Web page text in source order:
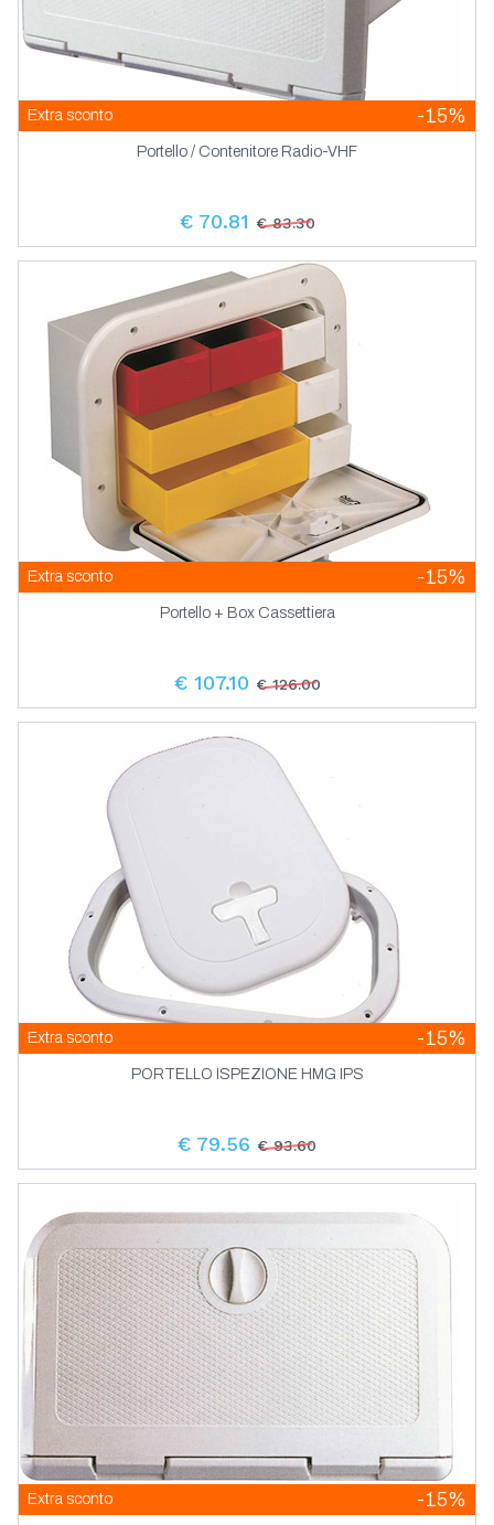
Extra sconto -15%
Portello / Contenitore Radio-VHF
€ 70.81 € 83.30
Extra sconto -15%
Portello + Box Cassettiera
€ 107.10 € 126.00
Extra sconto -15%
PORTELLO ISPEZIONE HMG IPS
€ 79.56 € 93.60
Extra sconto -15%